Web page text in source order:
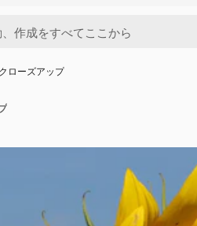
ローズアップ